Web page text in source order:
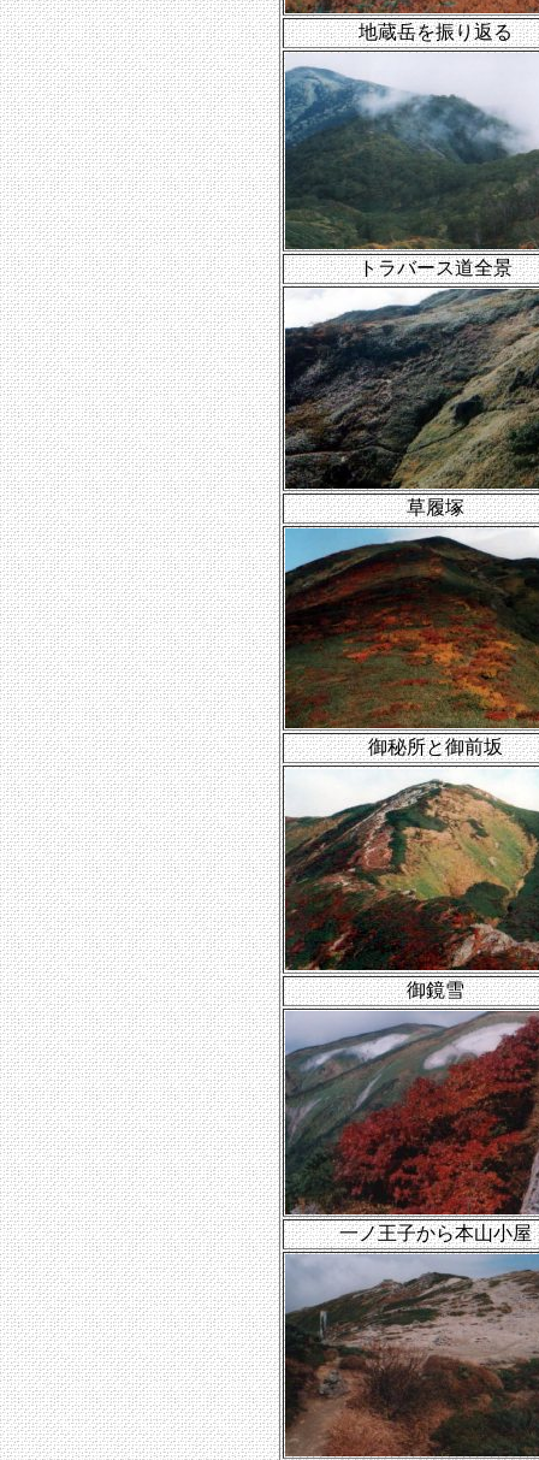
地蔵岳を振り返る
トラバース道全景
草履塚
御秘所と御前坂
御鏡雪
一ノ王子から本山小屋